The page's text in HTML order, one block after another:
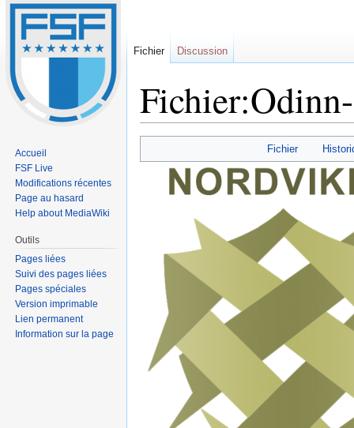
à
navigation
à
recherche
Fichier
Fichier Discussion
Accueil
FSF Live
Modifications récentes
Page au hasard
Help about MediaWiki
Outils
Pages liées
Suivi des pages liées
Pages spéciales
Version imprimable
Lien permanent
Information sur la page